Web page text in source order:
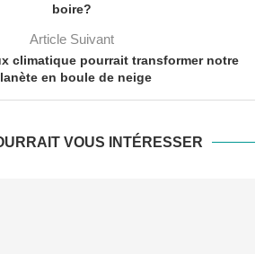
boire?
Article Suivant
climatique pourrait transformer notre
en boule de neige
VOUS INTÉRESSER